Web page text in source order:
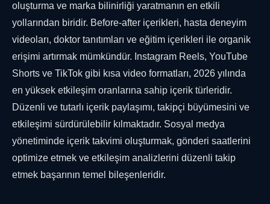
oluşturma ve marka bilinirliği yaratmanın en etkili
yollarından biridir. Before-after içerikleri, hasta deneyim
videoları, doktor tanıtımları ve eğitim içerikleri ile organik
erişimi artırmak mümkündür. Instagram Reels, YouTube
Shorts ve TikTok gibi kısa video formatları, 2026 yılında
en yüksek etkileşim oranlarına sahip içerik türleridir.
Düzenli ve tutarlı içerik paylaşımı, takipçi büyümesini ve
etkileşimi sürdürülebilir kılmaktadır. Sosyal medya
yönetiminde içerik takvimi oluşturmak, gönderi saatlerini
optimize etmek ve etkileşim analizlerini düzenli takip
etmek başarının temel bileşenleridir.